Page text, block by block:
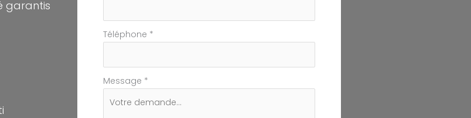
garantis
Téléphone *
Message *